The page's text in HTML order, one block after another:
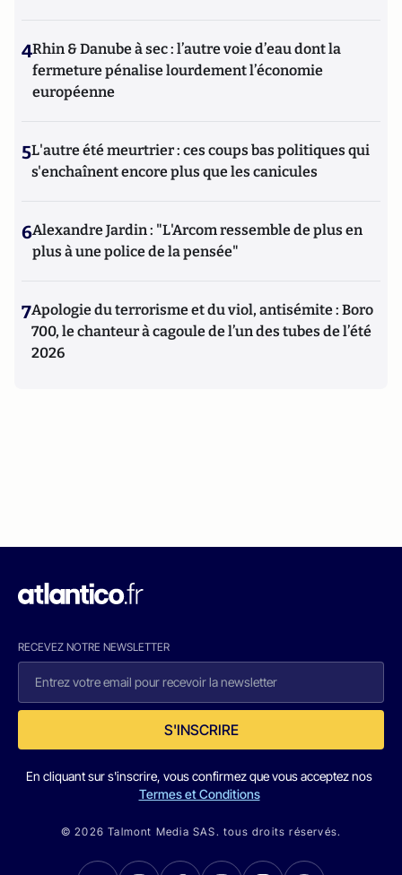
4Rhin & Danube à sec : l’autre voie d’eau dont la
fermeture pénalise lourdement l’économie
européenne
5L'autre été meurtrier : ces coups bas politiques qui
s'enchaînent encore plus que les canicules
6Alexandre Jardin : "L'Arcom ressemble de plus en
plus à une police de la pensée"
7Apologie du terrorisme et du viol, antisémite : Boro
700, le chanteur à cagoule de l’un des tubes de l’été
2026
RECEVEZ NOTRE NEWSLETTER
S'INSCRIRE
En cliquant sur s'inscrire, vous confirmez que vous acceptez nos
Termes et Conditions
© 2026 Talmont Media SAS. tous droits réservés.